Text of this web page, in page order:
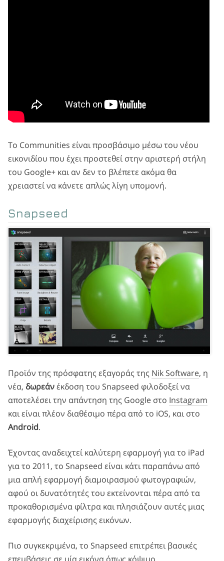
Το Communities είναι προσβάσιμο μέσω του νέου
εικονιδίου που έχει προστεθεί στην αριστερή στήλη
του Google+ και αν δεν το βλέπετε ακόμα θα
χρειαστεί να κάνετε απλώς λίγη υπομονή.
Snapseed
Προϊόν της πρόσφατης εξαγοράς της Nik Software, η
νέα, δωρεάνέκδοση του Snapseed φιλοδοξεί να
αποτελέσει την απάντηση της Google στο Instagram
και είναι πλέον διαθέσιμο πέρα από το iOS, και στο
Android.
Έχοντας αναδειχτεί καλύτερη εφαρμογή για το iPad
για το 2011, το Snapseed είναι κάτι παραπάνω από
μια απλή εφαρμογή διαμοιρασμού φωτογραφιών,
αφού οι δυνατότητές του εκτείνονται πέρα από τα
προκαθορισμένα φίλτρα και πλησιάζουν αυτές μιας
εφαρμογής διαχείρισης εικόνων.
Πιο συγκεκριμένα, το Snapseed επιτρέπει βασικές